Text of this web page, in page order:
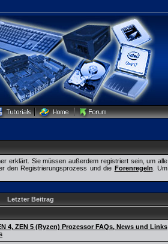
erklärt. Sie müssen außerdem registriert sein, um alle
den Registrierungsprozess und die Forenregeln. Um
Letzter Beitrag
4, ZEN 5 (Ryzen) Prozessor FAQs, News und Links